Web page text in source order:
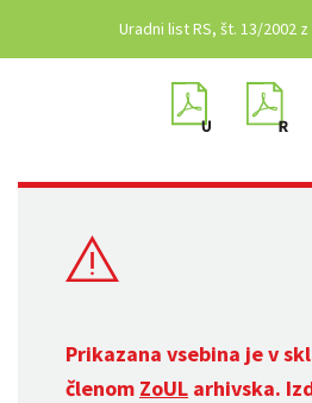
Uradni list RS, št. 13/2002 z
Prikazana vsebina je v
členom ZoUL arhivska.